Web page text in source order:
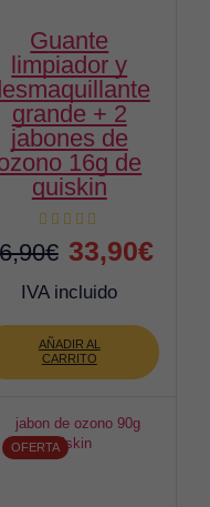
guante
limpiador y
grande + 2
jabones de
16g de
quiskin
€ El
precio
original
era:
33,90€El
es:
IVA incluido
AÑADIR AL
CARRITO
OFERTA